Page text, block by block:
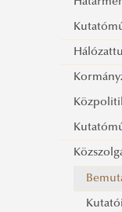
2017)
A
az
Hírlevél
Segítő